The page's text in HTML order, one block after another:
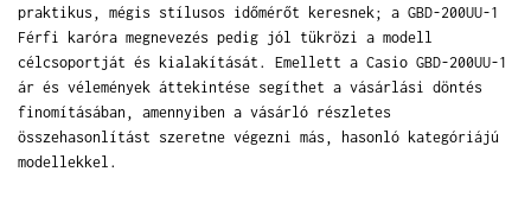
praktikus, mégis stílusos időmérőt keresnek; a GBD-200UU-1
Férfi karóra megnevezés pedig jól tükrözi a modell
célcsoportját és kialakítását. Emellett a Casio GBD-200UU-1
ár és vélemények áttekintése segíthet a vásárlási döntés
finomításában, amennyiben a vásárló részletes
összehasonlítást szeretne végezni más, hasonló kategóriájú
modellekkel.